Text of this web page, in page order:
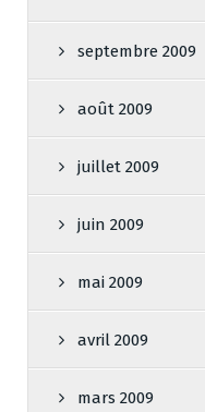
septembre 2009
août 2009
juillet 2009
juin 2009
mai 2009
avril 2009
mars 2009